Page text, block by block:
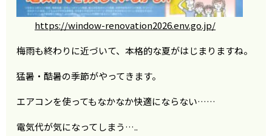
https://window-renovation2026.env.go.jp/
梅雨も終わりに近づいて、本格的な夏がはじまりますね。
猛暑・酷暑の季節がやってきます。
エアコンを使ってもなかなか快適にならない……
電気代が気になってしまう…..